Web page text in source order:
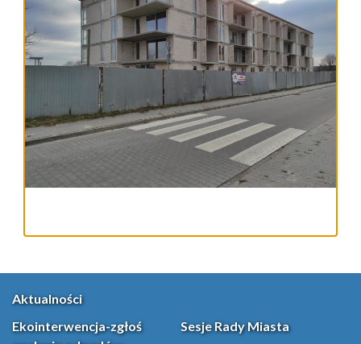
Aktualności
Ekointerwencja-zgłoś
Sesje Rady Miasta